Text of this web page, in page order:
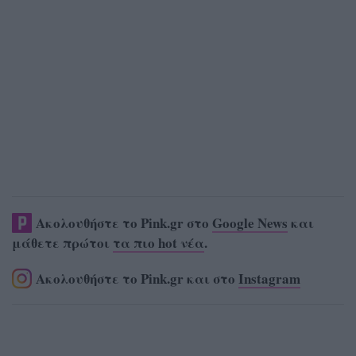
Ακολουθήστε το Pink.gr στο Google News και
μάθετε πρώτοι τα πιο hot νέα.
Ακολουθήστε το Pink.gr και στο Instagram